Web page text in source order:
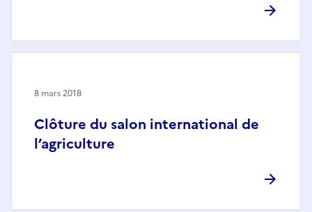
Clôture du salon international de
l’agriculture
8 mars 2018